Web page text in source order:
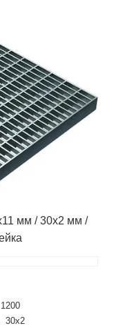
мм / 30х2 мм /
1200
30х2